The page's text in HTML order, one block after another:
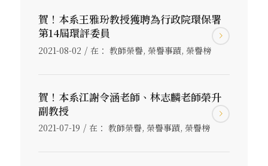
賀！本系王雅玢教授獲聘為行政院環保署
第14屆環評委員
2021-08-02 / 在： 教師榮譽, 榮譽事蹟, 榮譽榜
賀！本系江謝令涵老師、林志麟老師榮升
副教授
2021-07-19 / 在： 教師榮譽, 榮譽事蹟, 榮譽榜